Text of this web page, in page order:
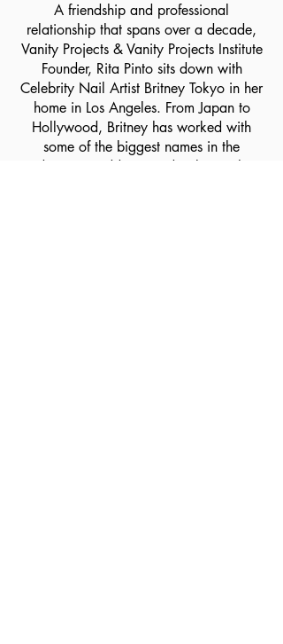
A friendship and professional
relationship that spans over a decade,
Vanity Projects & Vanity Projects Institute
Founder, Rita Pinto sits down with
Celebrity Nail Artist Britney Tokyo in her
home in Los Angeles. From Japan to
Hollywood, Britney has worked with
some of the biggest names in the
industry, in addition to developing her